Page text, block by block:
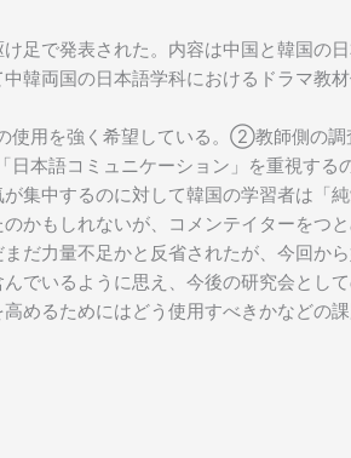
足で発表された。内容は中国と韓国
韓両国の日本語学科におけるドラマ
用を強く希望している。②教師側の
本語コミュニケーション」を重視す
集中するのに対して韓国の学習者は
かもしれないが、コメンテイターを
だ力量不足かと反省されたが、今回
でいるように思え、今後の研究会と
めるためにはどう使用すべきかなどの